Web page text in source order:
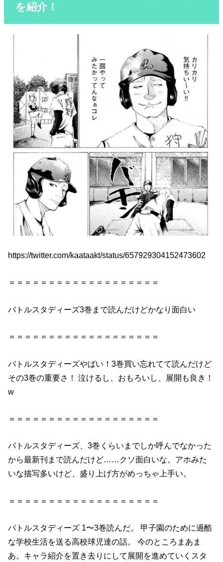
を紹介！
https://twitter.com/kaataakt/status/657929304152473602
＝＝＝＝＝＝＝＝＝＝＝＝＝＝＝＝＝＝＝
バトルスタディーズ3巻 まで読んだけどかなり面白い
＝＝＝＝＝＝＝＝＝＝＝＝＝＝＝＝＝＝＝
バトルスタディーズやばい！3巻買い忘れてて読んだけど
その3巻の重要さ！ 泣けるし、おもろいし、展開も良き！
w
＝＝＝＝＝＝＝＝＝＝＝＝＝＝＝＝＝＝＝
バトルスタディーズ 、3巻 くらいまでしか呼んでなかった
から最新刊まで読んだけど……クソ面白いな。アホみた
いな描写多いけど、盛り上げ方がめっちゃ上手い。
＝＝＝＝＝＝＝＝＝＝＝＝＝＝＝＝＝＝＝
バトルスタディーズ 1〜3巻読んだ。 甲子園のために過酷
な学校生活を送る高校球児達の話。 今のところまあま
あ。キャラ紹介を置き去りにして展開を進めていくスタ